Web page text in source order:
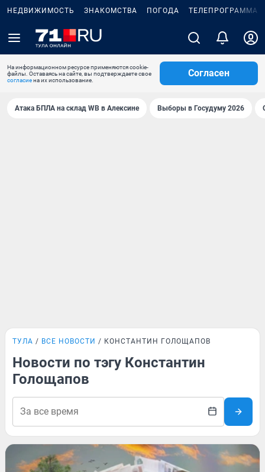
НЕДВИЖИМОСТЬ ЗНАКОМСТВА ПОГОДА ТЕЛЕПРОГРАММА
На информационном ресурсе применяются cookie-
файлы. Оставаясь на сайте, вы подтверждаете свое
согласиена их использование.
Согласен
Атака БПЛА на склад WB в Алексине Выборы в Госудуму 2026
ТУЛА ВСЕ НОВОСТИ КОНСТАНТИН ГОЛОЩАПОВ
Новости по тэгу Константин
Голощапов